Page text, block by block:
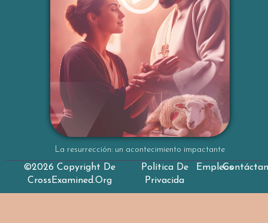
La resurrección: un acontecimiento impactante
©2026 Copyright De
CrossExamined.org
Política De
Privacida
Empleos